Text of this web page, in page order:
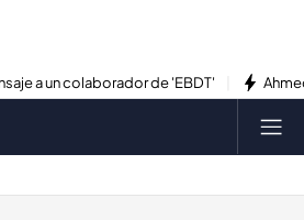
a un colaborador de 'EBDT'